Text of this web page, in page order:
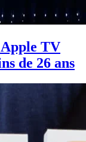
TV
de 26 ans